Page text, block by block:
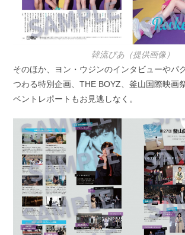
韓流ぴあ（提供画像）
そのほか、ヨン・ウジンのインタビューやパ
つわる特別企画、THE BOYZ、釜山国際映画
ベントレポートもお見逃しなく。